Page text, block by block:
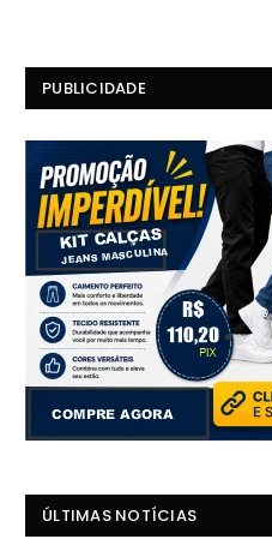
PUBLICIDADE
ÚLTIMAS NOTÍCIAS